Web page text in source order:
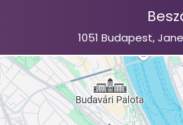
1051 Budapest,